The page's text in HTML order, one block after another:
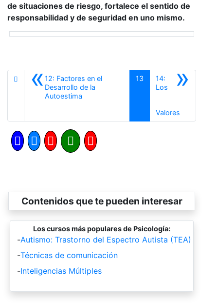
de situaciones de riesgo, fortalece el sentido de
responsabilidad y de seguridad en uno mismo.
«12: Factores en el
Desarrollo de la
Autoestima
13 »
14:
Los
Valores
Contenidos que te pueden interesar
Los cursos más populares de Psicología:
-Autismo: Trastorno del Espectro Autista (TEA)
-Técnicas de comunicación
-Inteligencias Múltiples